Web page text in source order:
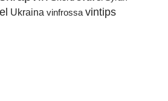
Ukraina vinfrossa vintips